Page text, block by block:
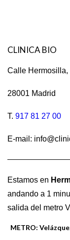
CLINICA BIO
Calle Hermosilla,
28001 Madrid
T. 917 81 27 00
E-mail:
Estamos en
andando a 1
salida del metro
METRO: